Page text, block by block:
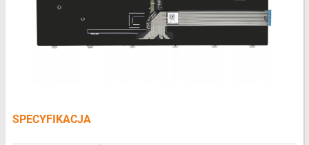
SPECYFIKACJA